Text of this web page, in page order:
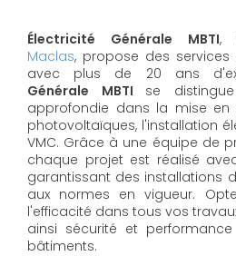
Électricité Générale MBTI,
Maclas, propose des services
avec plus de 20 ans
Générale MBTI se
approfondie dans la mise en
photovoltaïques, l'installation
VMC. Grâce à une équipe de
chaque projet est réalisé
garantissant des installations
aux normes en vigueur.
l'efficacité dans tous vos
ainsi sécurité et
bâtiments.